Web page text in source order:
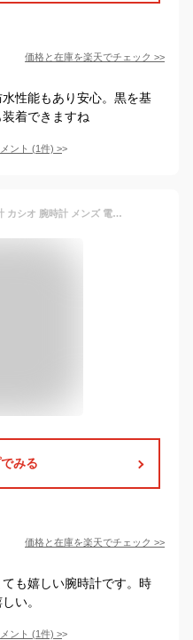
価格と在庫を楽天でチェック >>
性能もあり安心。黒を基
着できますね
ント (1件) >
カシオ腕時計 ソーラー電波時計 カシオ 腕時計 メンズ 電波ソーラー 腕時計 ソーラー電波 カシオ ウェーブセプター 正規品 腕時計 メンズ 太陽光 電波ソーラー腕時計 男性 マルチバンド6 電池交換不要 防災 停電 新生活 誕生日 ギフト ポイント5倍【RSL】
みる
価格と在庫を楽天でチェック >>
も嬉しい腕時計です。時
い。
ント (1件) >